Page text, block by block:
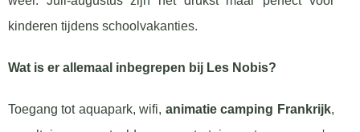
kinderen tijdens schoolvakanties.
Wat is er allemaal inbegrepen bij Les Nobis?
Toegang tot aquapark, wifi, animatie camping Frankrijk,